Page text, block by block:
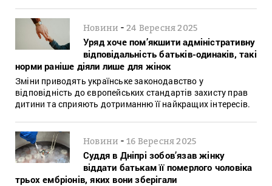
Новини -24 Вересня 2025
Уряд хоче пом’якшити адміністративну
відповідальність батьків-одинаків, такі
норми раніше діяли лише для жінок
Зміни приводять українське законодавство у
відповідність до європейських стандартів захисту прав
дитини та сприяють дотриманню її найкращих інтересів.
Новини -16 Вересня 2025
Суддя в Дніпрі зобов’язав жінку
віддати батькам її померлого чоловіка
трьох ембріонів, яких вони зберігали